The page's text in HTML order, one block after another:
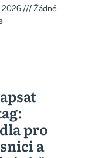
2026
Žádné
pro
a